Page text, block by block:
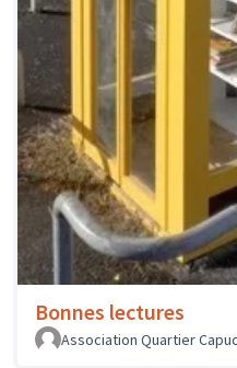
Bonnes lectures
Association Quartier